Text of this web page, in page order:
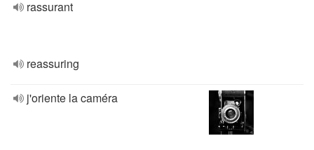
rassurant
reassuring
j'oriente la caméra